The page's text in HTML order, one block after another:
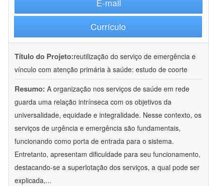
E-mail
Currículo
Título do Projeto:reutilização do serviço de emergência e
vínculo com atenção primária à saúde: estudo de coorte
Resumo: A organização nos serviços de saúde em rede
guarda uma relação intrínseca com os objetivos da
universalidade, equidade e integralidade. Nesse contexto, os
serviços de urgência e emergência são fundamentais,
funcionando como porta de entrada para o sistema.
Entretanto, apresentam dificuldade para seu funcionamento,
destacando-se a superlotação dos serviços, a qual pode ser
explicada,...